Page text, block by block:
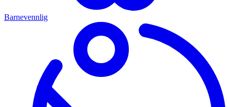
Barnevennlig